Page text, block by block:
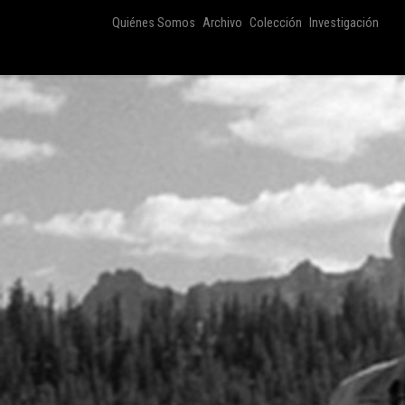
Quiénes Somos Archivo Colección Investigación